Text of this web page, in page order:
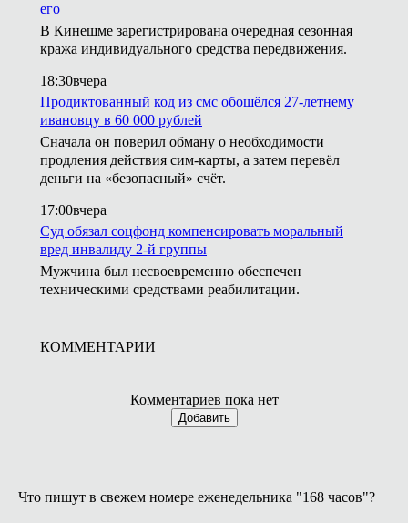
его
В Кинешме зарегистрирована очередная сезонная
кража индивидуального средства передвижения.
18:30вчера
Продиктованный код из смс обошёлся 27-летнему
ивановцу в 60 000 рублей
Сначала он поверил обману о необходимости
продления действия сим-карты, а затем перевёл
деньги на «безопасный» счёт.
17:00вчера
Суд обязал соцфонд компенсировать моральный
вред инвалиду 2-й группы
Мужчина был несвоевременно обеспечен
техническими средствами реабилитации.
КОММЕНТАРИИ
Комментариев пока нет
Добавить
Что пишут в свежем номере еженедельника "168 часов"?